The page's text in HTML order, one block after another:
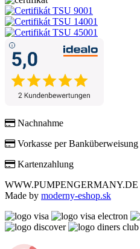
Nachnahme
Vorkasse per Banküberweisung
Kartenzahlung
WWW.PUMPENGERMANY.DE
Made by moderny-eshop.sk